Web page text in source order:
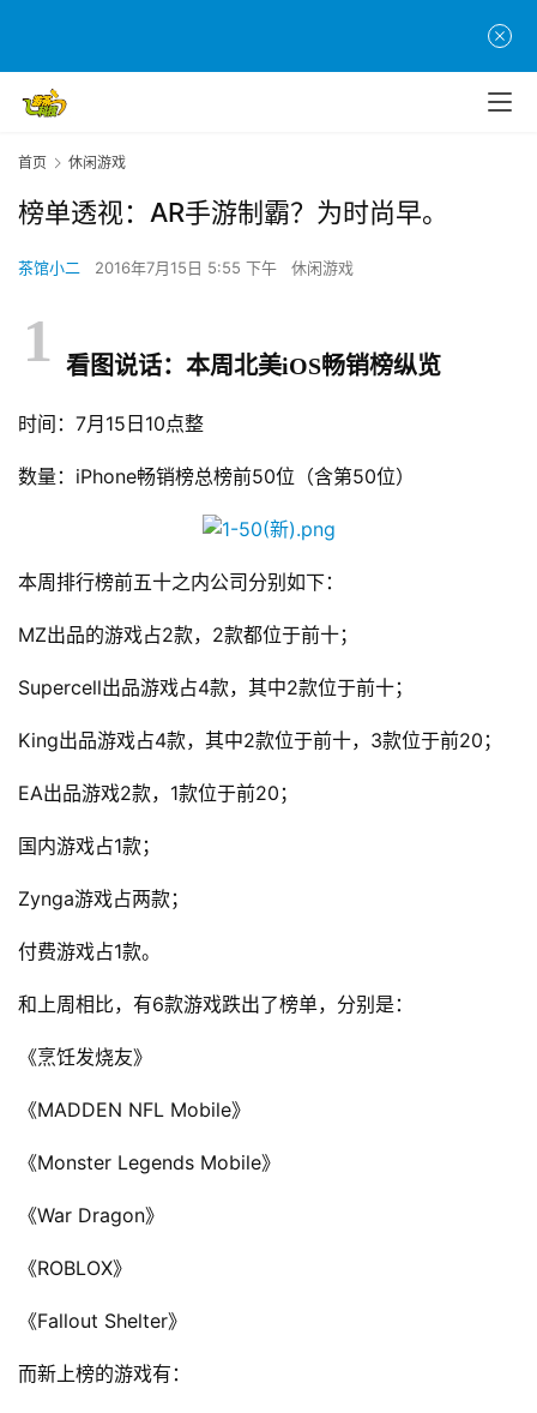
首页 休闲游戏
榜单透视：AR手游制霸？为时尚早。
茶馆小二 2016年7月15日 5:55 下午 休闲游戏
1 看图说话：本周北美iOS畅销榜纵览
时间：7月15日10点整
数量：iPhone畅销榜总榜前50位（含第50位）
本周排行榜前五十之内公司分别如下：
MZ出品的游戏占2款，2款都位于前十；
Supercell出品游戏占4款，其中2款位于前十；
King出品游戏占4款，其中2款位于前十，3款位于前20；
EA出品游戏2款，1款位于前20；
国内游戏占1款；
Zynga游戏占两款；
付费游戏占1款。
和上周相比，有6款游戏跌出了榜单，分别是：
《烹饪发烧友》
《MADDEN NFL Mobile》
《Monster Legends Mobile》
《War Dragon》
《ROBLOX》
《Fallout Shelter》
而新上榜的游戏有：